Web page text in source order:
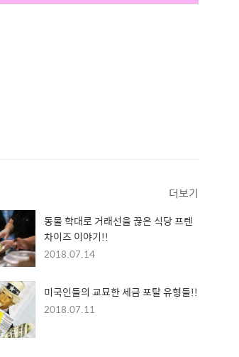
더보기
동물 학대로 거래선을 끊은 식당 프렌
차이즈 이야기!!
2018.07.14
미국인들의 교묘한 세금 포탈 유형들!!
2018.07.11